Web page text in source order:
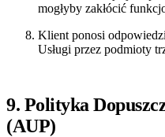
mogłyby zakłócić
Klient ponosi
Usługi przez podmioty
9. Polityka
(AUP)